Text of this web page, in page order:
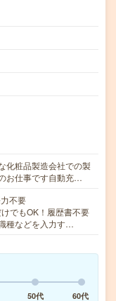
化粧品製造会社での製
お仕事です自動充…
不要
でもOK！履歴書不要
種などを入力す…
50代 60代